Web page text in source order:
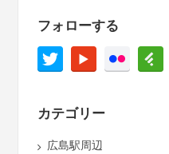
フォローする
カテゴリー
広島駅周辺